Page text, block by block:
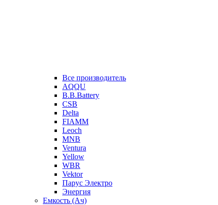
Все производитель
AQQU
B.B.Battery
CSB
Delta
FIAMM
Leoch
MNB
Ventura
Yellow
WBR
Vektor
Парус Электро
Энергия
Емкость (Ач)